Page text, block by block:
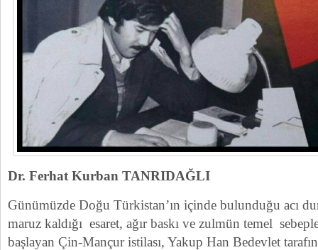
Dr. Ferhat Kurban TANRIDAĞLI
Günümüzde Doğu Türkistan’ın içinde bulunduğu acı
maruz kaldığı esaret, ağır baskı ve zulmün temel
başlayan Çin-Mançur istilası, Yakup Han Bedevlet